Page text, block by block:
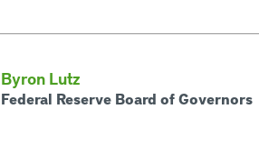
Byron Lutz
Federal Reserve Board of Governors